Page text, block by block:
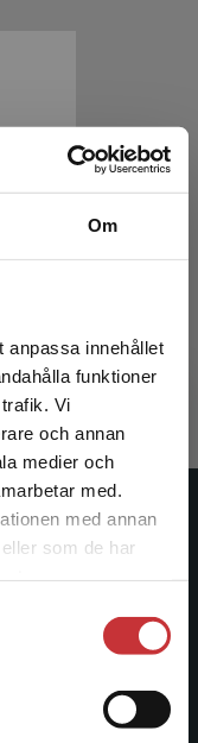
Om
anpassa innehållet
funktioner
Vi
och annan
medier och
med.
med annan
som de har
Sverige.
Sverige. För
är idag Sveriges
kurslitteratur,